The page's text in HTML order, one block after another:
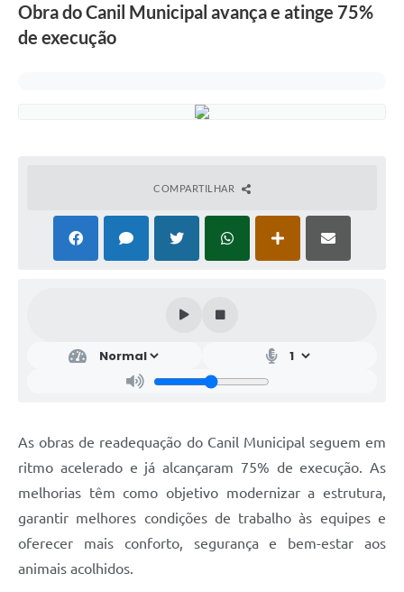
Obra do Canil Municipal avança e atinge 75%
de execução
COMPARTILHAR
As obras de readequação do Canil Municipal seguem em
ritmo acelerado e já alcançaram 75% de execução. As
melhorias têm como objetivo modernizar a estrutura,
garantir melhores condições de trabalho às equipes e
oferecer mais conforto, segurança e bem-estar aos
animais acolhidos.